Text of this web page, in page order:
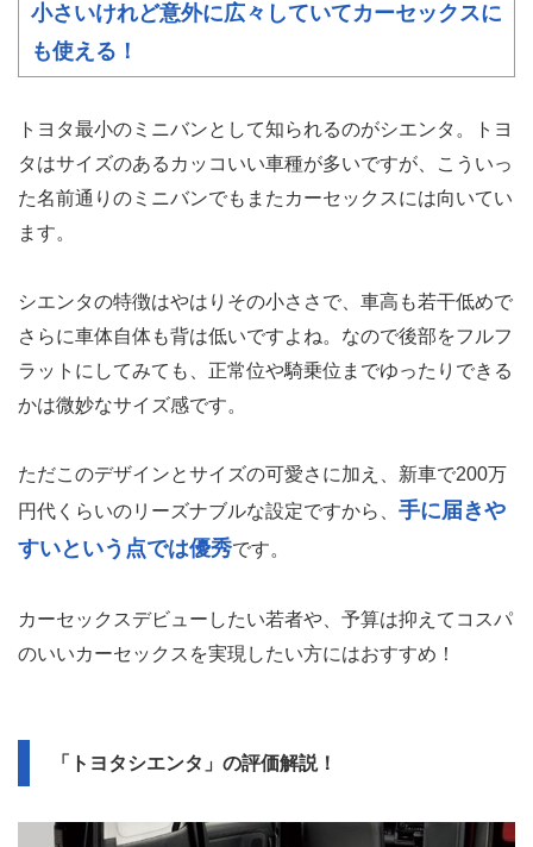
小さいけれど意外に広々していてカーセックスに
も使える！
トヨタ最小のミニバンとして知られるのがシエンタ。トヨ
タはサイズのあるカッコいい車種が多いですが、こういっ
た名前通りのミニバンでもまたカーセックスには向いてい
ます。
シエンタの特徴はやはりその小ささで、車高も若干低めで
さらに車体自体も背は低いですよね。なので後部をフルフ
ラットにしてみても、正常位や騎乗位までゆったりできる
かは微妙なサイズ感です。
ただこのデザインとサイズの可愛さに加え、新車で200万
円代くらいのリーズナブルな設定ですから、 手に届きや
すいという点では優秀です。
カーセックスデビューしたい若者や、予算は抑えてコスパ
のいいカーセックスを実現したい方にはおすすめ！
「トヨタシエンタ」の評価解説！